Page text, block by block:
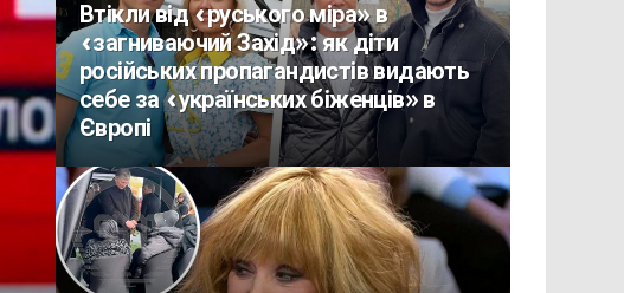
Втікли від «руського міра» в
«загниваючий Захід»: як діти
російських пропагандистів видають
себе за «українських біженців» в
Європі